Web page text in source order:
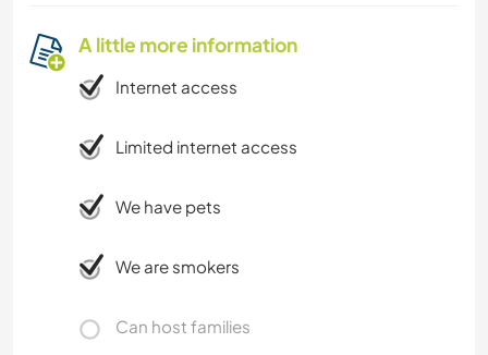
A little more information
Internet access
Limited internet access
We have pets
We are smokers
Can host families